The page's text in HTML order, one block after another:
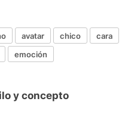
avatar chico
cara
emoción
y concepto